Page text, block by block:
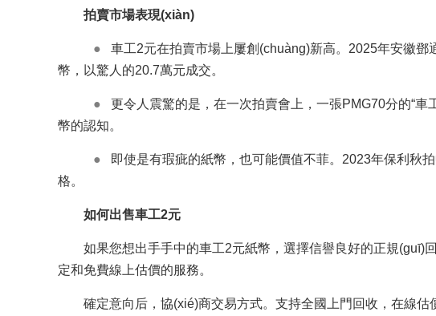
拍賣市場表現(xiàn)
● 車工2元在拍賣市場上屢創(chuàng)新高。2025年安
幣，以驚人的20.7萬元成交。
● 更令人震驚的是，在一次拍賣會上，一張PMG70分的“車工
幣的認知。
●
即使是有瑕疵的紙幣，也可能價值不菲。2023年保利秋拍
格。
如何出售車工2元
如果您想出手手中的車工2元紙幣，選擇信譽良好的正規(guī)
定和免費線上估價的服務。
確定意向后，協(xié)商交易方式。支持全國上門回收，在線估價